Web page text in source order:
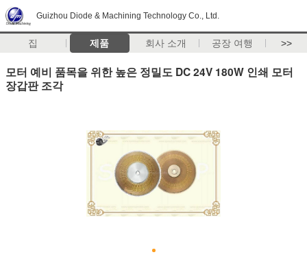
Guizhou Diode & Machining Technology Co., Ltd.
집 제품 회사 소개 공장 여행 >>
모터 예비 품목을 위한 높은 정밀도 DC 24V 180W 인쇄 모터
장갑판 조각